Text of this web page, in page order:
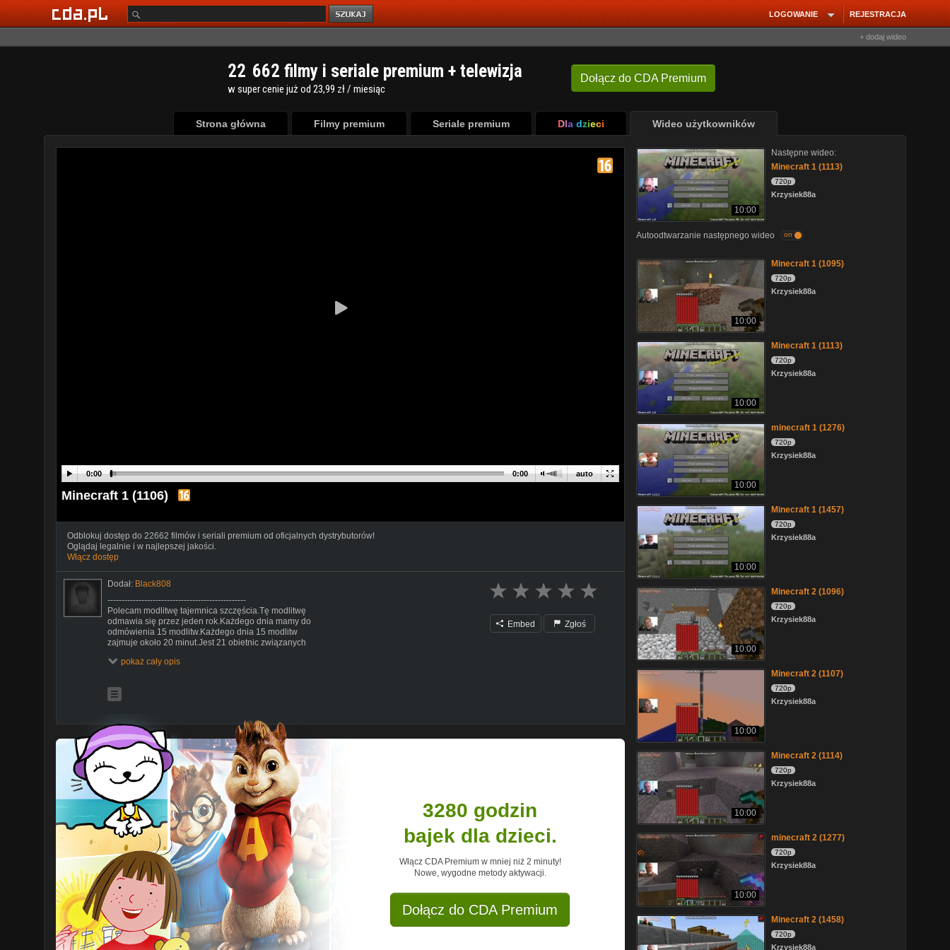
REJESTRACJA
LOGOWANIE
+ dodaj wideo
Dołącz do CDA Premium
22 662 filmy i seriale premium + telewizja
w super cenie już od 23,99 zł / miesiąc
Strona główna Filmy premium Seriale premium Dla dzieci Wideo użytkowników
auto
0:00 0:00
Minecraft 1 (1106)
Odblokuj dostęp do 22662 filmów i seriali premium od oficjalnych dystrybutorów!
Oglądaj legalnie i w najlepszej jakości.
Włącz dostęp
Dodał: Black808
-------------------------------------------------
Polecam modlitwę tajemnica szczęścia.Tę modlitwę
odmawia się przez jeden rok.Każdego dnia mamy do
odmówienia 15 modlitw.Każdego dnia 15 modlitw
zajmuje około 20 minut.Jest 21 obietnic związanych
sposób każdą ranę Jezusa a było ich około 5 tys.
-------------------------------------------------
Jeśli ktoś by chciał pomóc dzieciom głodującym umierającym w Jemenie tutaj link -
A tutaj budujemy dom -
https://zrzutka.pl/dom-ktory-stawia-na-nogi
Ostatnio widzę też reklamy że są także dzieci w Afryce które także potrzebują pomocy. UNICEF
pomaga.
Gram na surwiwalu. Mikrofon wyłączony. On kamerka.
Nagrywam i gram minecrafta.
Nie ma u mnie cięć oprócz sekundowych z powodu ograniczenia
programu nagrywającego. Dlatego odcinki są dziesięciominutowe.
Korzystam też z większej ilości serc czyli więcej życia aby
za szybko nie zginąć.
-----------------------------------------------------
Polecam modlitwę nowenna pompejańska.Tę modlitwę
odmawia się w jakieś naszej intencji jednej. Trwa to
54 dni.Jest część błagalna pierwsza 27 dni oraz druga
też 27 dni dziękczynna.Taka ciekawostka. Mi zdarzyły się
4 cuda dzięki którym udało mi się wyprosić przez tę
właśnie modlitwę cztery intencje. Komuś wyprosiłem męża.
Druga to praca na miesiąc czasu to była moja praca.
Trzecia to koledze wymodliłem dziewczynę.I czwarta to
trzecia parafia w moim mieście.Pamiętam jeszcze jedną
rzecz z tą modlitwą związaną.W trakcie jej odmawiania
pokaż cały opis
Embed Zgłoś
3280 godzin
bajek dla dzieci.
Włącz CDA Premium w mniej niż 2 minuty!
Nowe, wygodne metody aktywacji.
Dołącz do CDA Premium
10:00
Następne wideo:
Minecraft 1 (1113)
720p
Krzysiek88a
Autoodtwarzanie następnego wideo on
10:00
Minecraft 1 (1095)
720p
Krzysiek88a
10:00
Minecraft 1 (1113)
720p
Krzysiek88a
10:00
minecraft 1 (1276)
720p
Krzysiek88a
10:00
Minecraft 1 (1457)
720p
Krzysiek88a
10:00
Minecraft 2 (1096)
720p
Krzysiek88a
10:00
Minecraft 2 (1107)
720p
Krzysiek88a
10:00
Minecraft 2 (1114)
720p
Krzysiek88a
10:00
minecraft 2 (1277)
720p
Krzysiek88a
Minecraft 2 (1458)
720p
Krzysiek88a